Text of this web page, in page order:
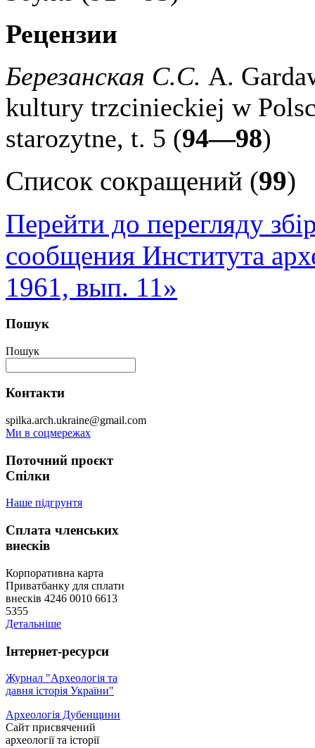
Рецензии
Березанская С.С. A.
kultury trzcinieckiej w
starozytne, t. 5 (94—98)
Список сокращений (99)
Перейти до перегляду
сообщения Института
1961, вып. 11»
Пошук
Пошук
Контакти
spilka.arch.ukraine@gmail.com
Ми в соцмережах
Поточний проєкт
Спілки
Наше підгрунтя
Сплата членських
внесків
Корпоративна карта
Приватбанку для сплати
внесків 4246 0010 6613
5355
Детальніше
Інтернет-ресурси
Журнал "Археологія та
давня історія України"
Археологія Дубенщини
Сайт присвячений
археології та історії